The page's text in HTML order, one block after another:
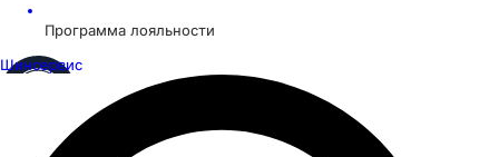
Программа лояльности
Шинсервис